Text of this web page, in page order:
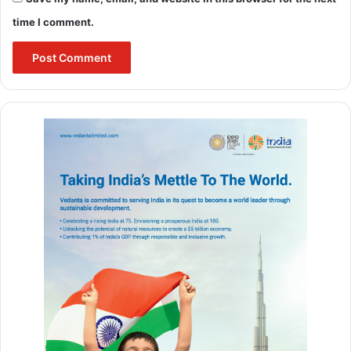
no medicine for this disease. The medicine given in this
disease is given to control your insulin. You too can get rid
of this disease through some easy home remedies. You do
not have to take any medicine for this.
शुगर कम करने के उपाय :- (
hindi )
1. 6 बेलपत्र, 6 नीम के पत्ते, 6 तुलसी के पत्ते, 6 बैगनबेलिया के हरे पत्ते, 3 साबुत
कालीमिर्च पीसकर खाली पेट, पानी के साथ लेने से डायबीटीज पर कन्ट्रोल किया
जा सकता है। ध्यान रहे, इसे पीने के बाद कम से कम आधे घंटे तक कुछ भी न
Grind 6 bel leaves, 6 neem leaves, 6 basil leaves, 6 green
time I comment.